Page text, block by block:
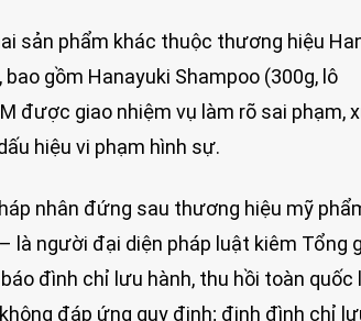
sản phẩm khác thuộc thương hiệu
gồm Hanayuki Shampoo (300g, lô
được giao nhiệm vụ làm rõ sai phạm,
hiệu vi phạm hình sự.
nhân đứng sau thương hiệu mỹ
là người đại diện pháp luật kiêm Tổng
đình chỉ lưu hành, thu hồi toàn quốc
đáp ứng quy định; định đình chỉ